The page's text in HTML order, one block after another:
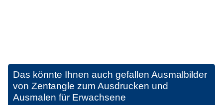
Das könnte Ihnen auch gefallen Ausmalbilder
von Zentangle zum Ausdrucken und
Ausmalen für Erwachsene